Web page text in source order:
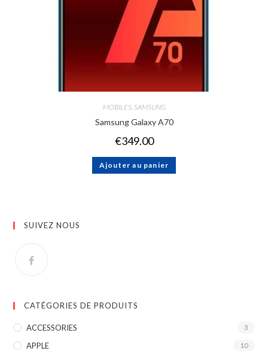
MOBILES, SAMSUNG
Samsung Galaxy A70
€349.00
Ajouter au panier
SUIVEZ NOUS
CATÉGORIES DE PRODUITS
ACCESSORIES 3
APPLE 10